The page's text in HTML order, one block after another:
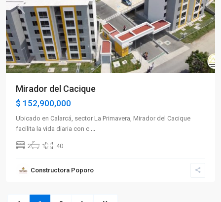
Previous Next
Mirador del Cacique
$ 152,900,000
Ubicado en Calarcá, sector La Primavera, Mirador del Cacique
facilita la vida diaria con c
2 1 40
Constructora Poporo